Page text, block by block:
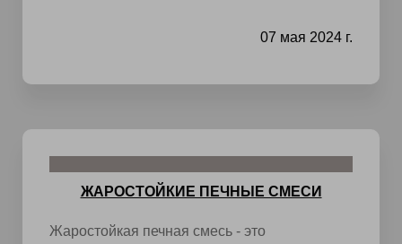
07 мая 2024 г.
ЖАРОСТОЙКИЕ ПЕЧНЫЕ СМЕСИ
Жаростойкая печная смесь - это